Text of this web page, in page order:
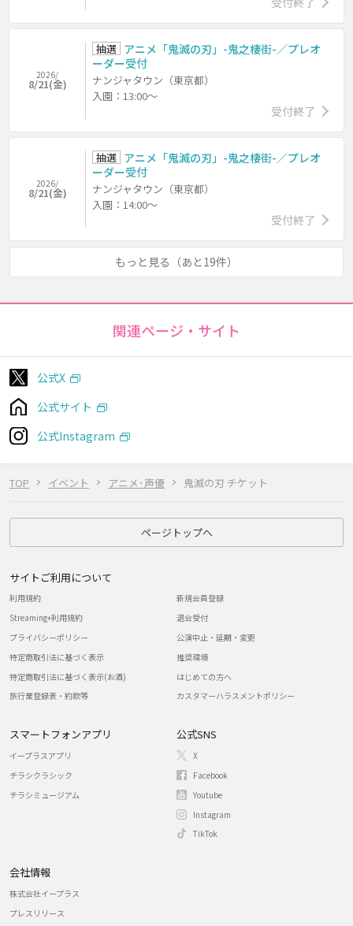
TOP イベント アニメ･声優 鬼滅の刃 チケット
2026/
8/21(金)
抽選 アニメ「鬼滅の刃」-鬼之棲街-／プレオ
ーダー受付
ナンジャタウン（東京都）
入園：13:00～
受付終了
2026/
8/21(金)
抽選 アニメ「鬼滅の刃」-鬼之棲街-／プレオ
ーダー受付
ナンジャタウン（東京都）
入園：14:00～
受付終了
もっと見る（あと19件）
関連ページ・サイト
公式X
公式サイト
公式Instagram
ページトップへ
サイトご利用について
利用規約
Streaming+利用規約
プライバシーポリシー
特定商取引法に基づく表示
特定商取引法に基づく表示(お酒)
旅行業登録表・約款等
新規会員登録
退会受付
公演中止・延期・変更
推奨環境
はじめての方へ
カスタマーハラスメントポリシー
スマートフォンアプリ
イープラスアプリ
チラシクラシック
チラシミュージアム
公式SNS
X
Facebook
Youtube
Instagram
TikTok
会社情報
株式会社イープラス
プレスリリース